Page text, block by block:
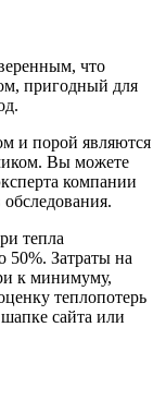
что
пригодный для
и порой являются
Вы можете
компании
обследования.
тепла
50%. Затраты на
к минимуму,
теплопотерь
сайта или